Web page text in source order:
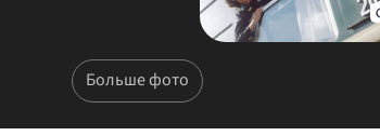
Больше фото